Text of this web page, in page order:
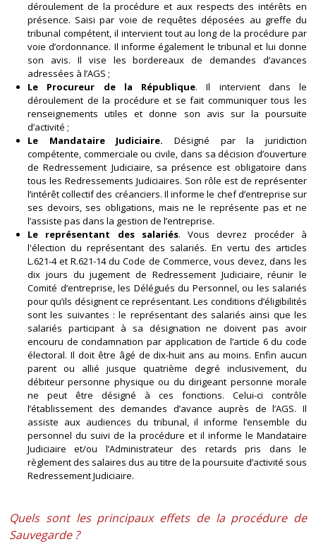
déroulement de la procédure et aux respects des intérêts en
présence. Saisi par voie de requêtes déposées au greffe du
tribunal compétent, il intervient tout au long de la procédure par
voie d’ordonnance. Il informe également le tribunal et lui donne
son avis. Il vise les bordereaux de demandes d’avances
adressées à l’AGS ;
Le Procureur de la République. Il intervient dans le
déroulement de la procédure et se fait communiquer tous les
renseignements utiles et donne son avis sur la poursuite
d’activité ;
Le Mandataire Judiciaire. Désigné par la juridiction
compétente, commerciale ou civile, dans sa décision d’ouverture
de Redressement Judiciaire, sa présence est obligatoire dans
tous les Redressements Judiciaires. Son rôle est de représenter
l’intérêt collectif des créanciers. Il informe le chef d’entreprise sur
ses devoirs, ses obligations, mais ne le représente pas et ne
l’assiste pas dans la gestion de l’entreprise.
Le représentant des salariés. Vous devrez procéder à
l'élection du représentant des salariés. En vertu des articles
L.621-4 et R.621-14 du Code de Commerce, vous devez, dans les
dix jours du jugement de Redressement Judiciaire, réunir le
Comité d’entreprise, les Délégués du Personnel, ou les salariés
pour qu’ils désignent ce représentant. Les conditions d’éligibilités
sont les suivantes : le représentant des salariés ainsi que les
salariés participant à sa désignation ne doivent pas avoir
encouru de condamnation par application de l’article 6 du code
électoral. Il doit être âgé de dix-huit ans au moins. Enfin aucun
parent ou allié jusque quatrième degré inclusivement, du
débiteur personne physique ou du dirigeant personne morale
ne peut être désigné à ces fonctions. Celui-ci contrôle
l’établissement des demandes d’avance auprès de l’AGS. Il
assiste aux audiences du tribunal, il informe l’ensemble du
personnel du suivi de la procédure et il informe le Mandataire
Judiciaire et/ou l’Administrateur des retards pris dans le
règlement des salaires dus au titre de la poursuite d’activité sous
Redressement Judiciaire.
Quels sont les principaux effets de la procédure de
Sauvegarde ?